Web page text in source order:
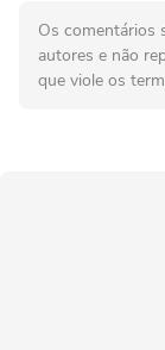
Os comentários
autores e não
que viole os